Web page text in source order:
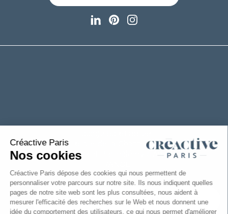
6 rue de la Chanterie
49124 Saint Barthélémy d'Anjou
TÉLÉCHARGEZ NOTRE CATALOGUE